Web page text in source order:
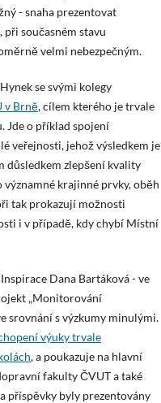
- snaha prezentovat
současném stavu
velmi nebezpečným.
se svými kolegy
v Brně, cílem kterého je trvale
Jde o příklad spojení
veřejnosti, jehož výsledkem je
důsledkem zlepšení kvality
krajinné prvky, oběh
tak prokazují možnosti
i v případě, kdy chybí Místní
Dana Bartáková - ve
„Monitorování
srovnání s výzkumy minulými.
výuky trvale
, a poukazuje na hlavní
fakulty ČVUT a také
příspěvky byly prezentovány